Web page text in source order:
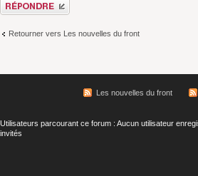
Retourner vers Les nouvelles du front
Les nouvelles du front
Utilisateurs parcourant ce forum : Aucun utilisateur
invités